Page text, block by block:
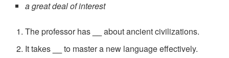
a great deal of interest
The professor has
about ancient civilizations.
It takes
to master a new language effectively.